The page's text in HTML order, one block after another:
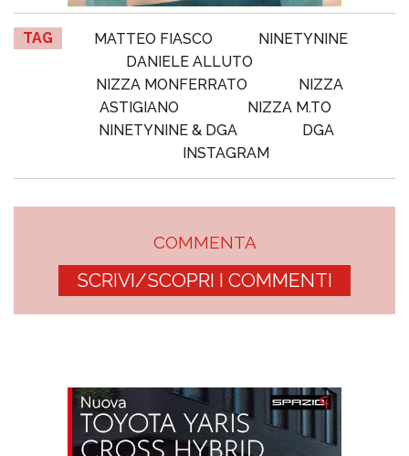
TAG MATTEO FIASCO
NINETYNINE
DANIELE ALLUTO
NIZZA MONFERRATO
NIZZA
ASTIGIANO
NIZZA M.TO
NINETYNINE & DGA
DGA
INSTAGRAM
COMMENTA
SCRIVI/SCOPRI I COMMENTI